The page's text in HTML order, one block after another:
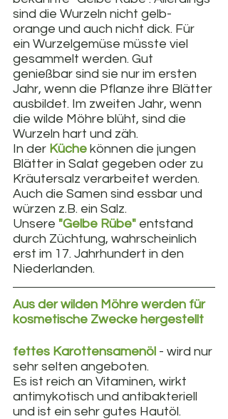
sind die Wurzeln nicht gelb-
orange und auch nicht dick. Für
ein Wurzelgemüse müsste viel
gesammelt werden. Gut
genießbar sind sie nur im ersten
Jahr, wenn die Pflanze ihre Blätter
ausbildet. Im zweiten Jahr, wenn
die wilde Möhre blüht, sind die
Wurzeln hart und zäh.
In der Küche können die jungen
Blätter in Salat gegeben oder zu
Kräutersalz verarbeitet werden.
Auch die Samen sind essbar und
würzen z.B. ein Salz.
Unsere "Gelbe Rübe" entstand
durch Züchtung, wahrscheinlich
erst im 17. Jahrhundert in den
Niederlanden.
Aus der wilden Möhre werden für
kosmetische Zwecke hergestellt
fettes Karottensamenöl - wird nur
sehr selten angeboten.
Es ist reich an Vitaminen, wirkt
antimykotisch und antibakteriell
und ist ein sehr gutes Hautöl.